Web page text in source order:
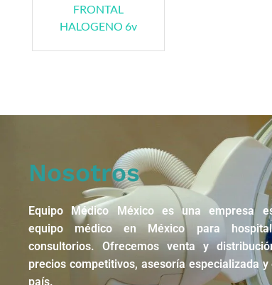
FRONTAL
HALOGENO 6v
Nosotros
Equipo Médico México es una empresa
equipo médico en México para
consultorios. Ofrecemos venta y
precios competitivos, asesoría especializada
país.